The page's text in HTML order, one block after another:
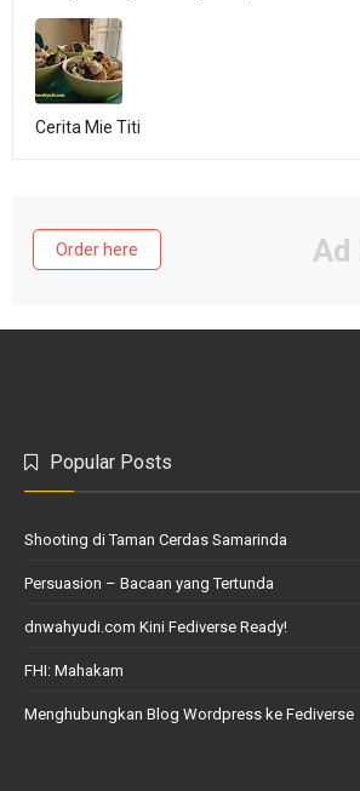
Cerita Mie Titi
Order here Ad
Popular Posts
Shooting di Taman Cerdas Samarinda
Persuasion – Bacaan yang Tertunda
dnwahyudi.com Kini Fediverse Ready!
FHI: Mahakam
Menghubungkan Blog Wordpress ke Fediverse